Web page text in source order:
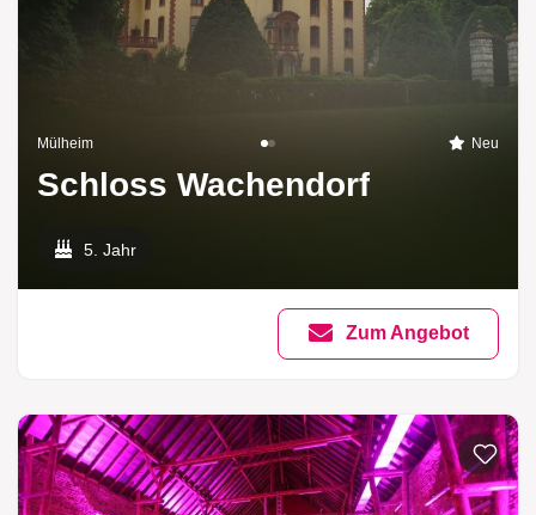
Mülheim Neu
Schloss Wachendorf
5. Jahr
Zum Angebot